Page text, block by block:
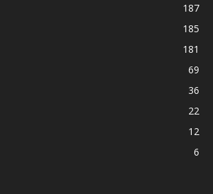
187
185
181
69
36
22
12
6